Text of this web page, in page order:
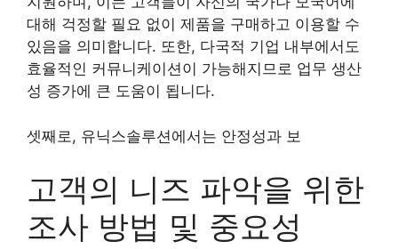
대해 걱정할 필요 없이 제품을 구매하고 이용할 수
있음을 의미합니다. 또한, 다국적 기업 내부에서도
효율적인 커뮤니케이션이 가능해지므로 업무 생산
성 증가에 큰 도움이 됩니다.
셋째로, 유닉스솔루션에서는 안정성과 보
고객의 니즈 파악을 위한
조사 방법 및 중요성